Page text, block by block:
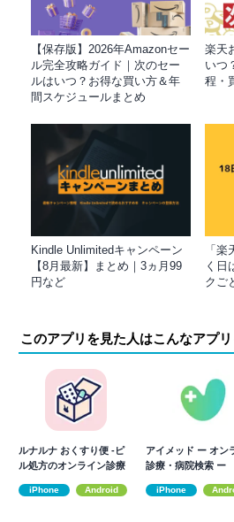
【保存版】2026年Amazonセー
ル完全攻略ガイド｜次のセー
ルはいつ？お得な買い方＆年
間スケジュールまとめ
楽天
いつ
程・
Kindle Unlimitedキャンペーン
【8月最新】まとめ｜3ヵ月99
円など
「
く日
クご
このアプリを見た人はこんなアプ
ルナルナ おくすり便 -ピ
ル処方のオンライン診療
iPhone Android
アイメッド ー オン
診療・病院検索 ー
iPhone